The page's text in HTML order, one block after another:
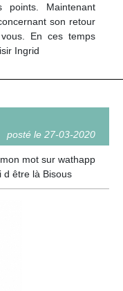
Maintenant
son retour
En ces temps
Ingrid
posté le 27-03-2020
mot sur wathapp
d être là Bisous